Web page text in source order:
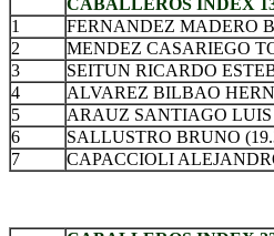
1
FERNANDEZ MADERO
2
MENDEZ CASARIEGO
3
SEITUN RICARDO
4
ALVAREZ BILBAO
5
ARAUZ SANTIAGO LUIS
6
SALLUSTRO BRUNO
7
CAPACCIOLI